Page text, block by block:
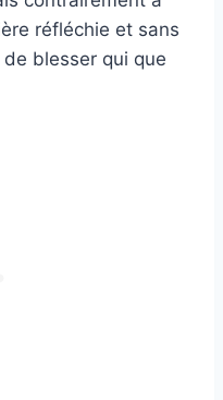
réfléchie et sans
blesser qui que